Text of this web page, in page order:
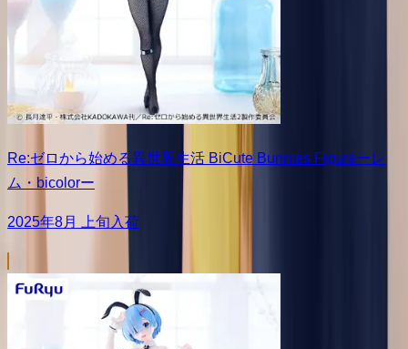
Re:ゼロから始める異世界生活 BiCute Bunnies Figureーレ
ム・bicolorー
2025年8月 上旬入荷